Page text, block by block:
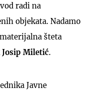
radi na
objekata. Nadamo
šteta
Josip Miletić.
Javne